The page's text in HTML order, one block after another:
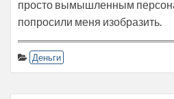
просто вымышленным
попросили меня изобразить.
Деньги